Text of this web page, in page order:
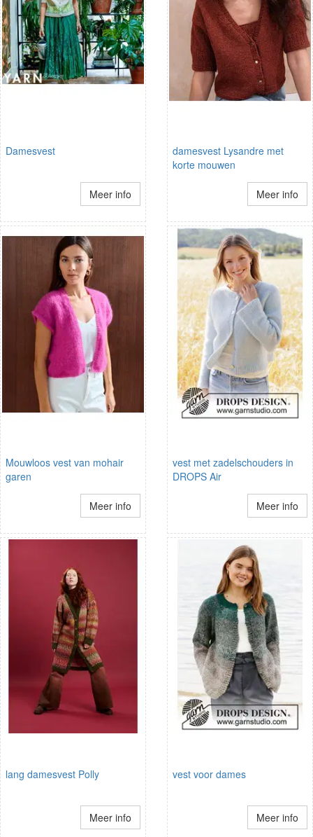
Damesvest
Meer info
damesvest Lysandre met
korte mouwen
Meer info
Mouwloos vest van mohair
garen
Meer info
vest met zadelschouders in
DROPS Air
Meer info
lang damesvest Polly
Meer info
vest voor dames
Meer info